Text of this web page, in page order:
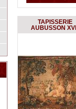
TAPISSERIE
AUBUSSON